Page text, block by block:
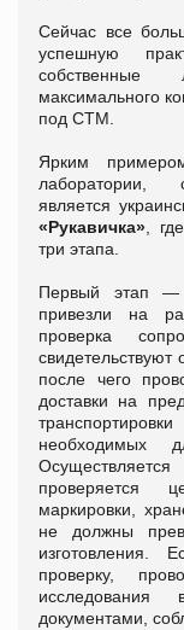
Сейчас все
успешную
собственные
максимального
под СТМ.
Ярким
лаборатории,
является
«Рукавичка»,
три этапа.
Первый этап —
привезли на
проверка
свидетельствуют
после чего
доставки на
необходимых
проверяется
маркировки,
не должны
проверку,
исследования
документами,